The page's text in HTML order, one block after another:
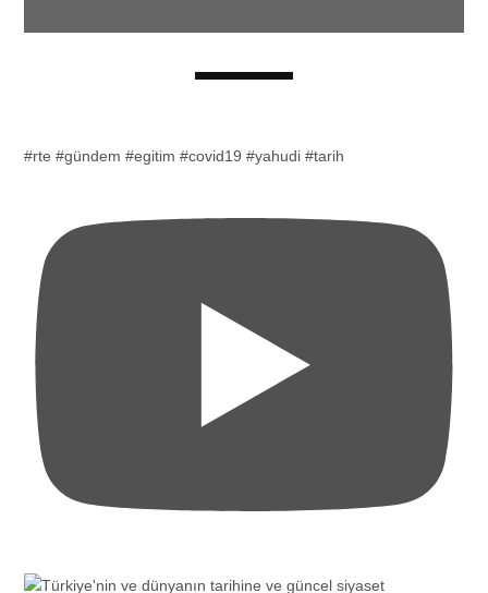
#rte #gündem #egitim #covid19 #yahudi #tarih